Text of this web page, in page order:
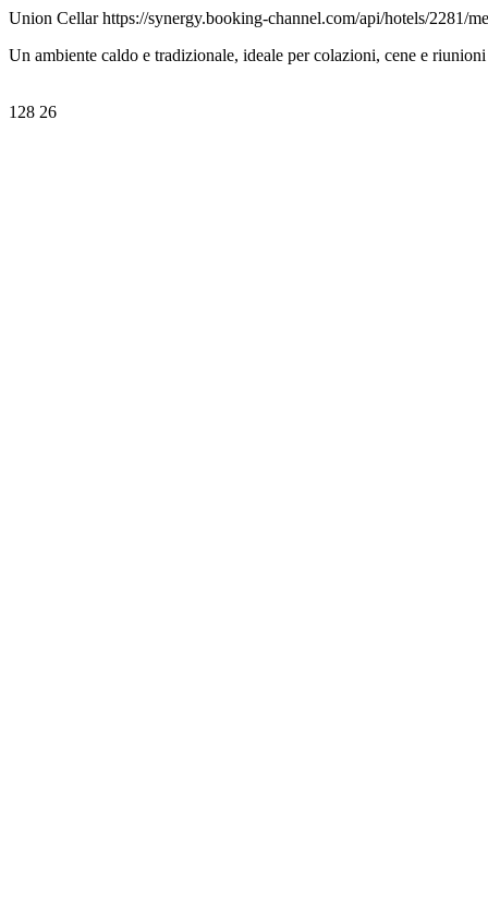
Union Cellar https://synergy.booking-channel.com/api/hotels/2281/
Un ambiente caldo e tradizionale, ideale per colazioni, cene e
128 26